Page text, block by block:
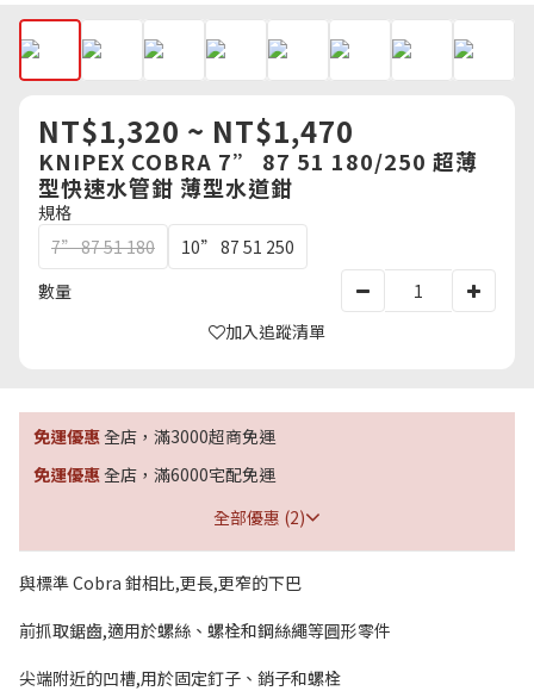
NT$1,320 ~ NT$1,470
KNIPEX COBRA 7” 87 51 180/250 超薄
型快速水管鉗 薄型水道鉗
規格
7” 87 51 180
10” 87 51 250
數量
加入追蹤清單
免運優惠全店，滿3000超商免運
免運優惠全店，滿6000宅配免運
全部優惠 (2)
與標準 Cobra 鉗相比,更長,更窄的下巴
前抓取鋸齒,適用於螺絲、螺栓和鋼絲繩等圓形零件
尖端附近的凹槽,用於固定釘子、銷子和螺栓